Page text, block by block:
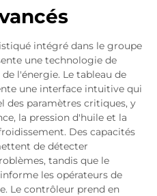
intégré dans le groupe
une technologie de
l'énergie. Le tableau de
une interface intuitive qui
des paramètres critiques, y
la pression d'huile et la
Des capacités
de détecter
tandis que le
les opérateurs de
Le contrôleur prend en